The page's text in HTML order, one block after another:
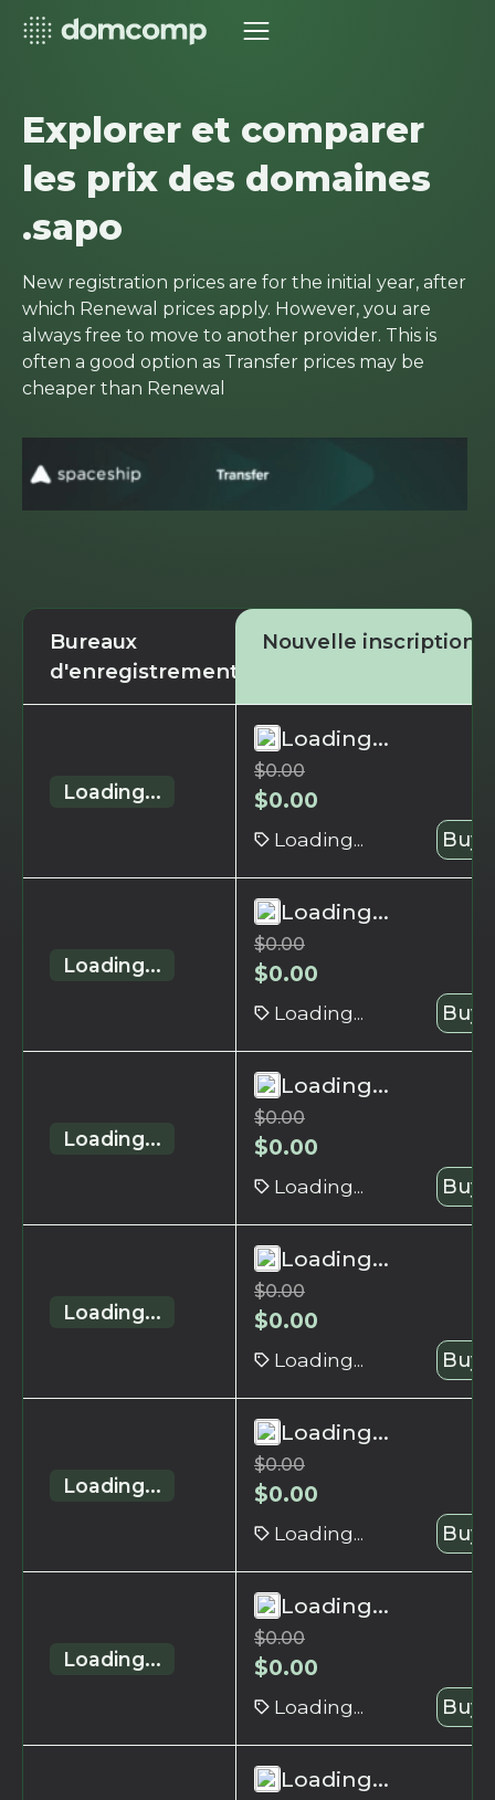
Explorer et comparer
les prix des domaines
.sapo
New registration prices are for the initial year, after
which Renewal prices apply. However, you are
always free to move to another provider. This is
often a good option as Transfer prices may be
cheaper than Renewal
Bureaux
d'enregistrement
Nouvelle inscription
Loading...
Loading...
$0.00
$0.00
Loading... Buy
Loading...
Loading...
$0.00
$0.00
Loading... Buy
Loading...
Loading...
$0.00
$0.00
Loading... Buy
Loading...
Loading...
$0.00
$0.00
Loading... Buy
Loading...
Loading...
$0.00
$0.00
Loading... Buy
Loading...
Loading...
$0.00
$0.00
Loading... Buy
Loading...